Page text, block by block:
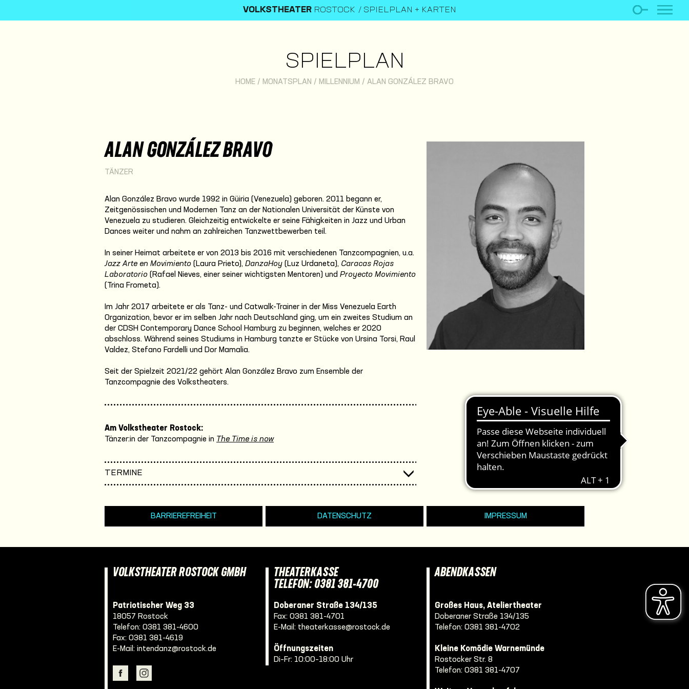
VOLKSTHEATER ROSTOCK SPIELPLAN + KARTEN
SPIELPLAN
HOME / MONATSPLAN / MILLENNIUM / ALAN GONZÁLEZ BRAVO
ALAN GONZÁLEZ BRAVO
TÄNZER
Alan González Bravo wurde 1992 in Güiria (Venezuela) geboren. 2011 begann er,
Zeitgenössischen und Modernen Tanz an der Nationalen Universität der Künste von
Venezuela zu studieren. Gleichzeitig entwickelte er seine Fähigkeiten in Jazz und Urban
Dances weiter und nahm an zahlreichen Tanzwettbewerben teil.
In seiner Heimat arbeitete er von 2013 bis 2016 mit verschiedenen Tanzcompagnien, u.a.
Jazz Arte en Movimiento (Laura Prieto), DanzaHoy (Luz Urdaneta), Caracas Rojas
Laboratorio (Rafael Nieves, einer seiner wichtigsten Mentoren) und Proyecto Movimiento
(Trina Frometa).
Im Jahr 2017 arbeitete er als Tanz- und Catwalk-Trainer in der Miss Venezuela Earth
Organization, bevor er im selben Jahr nach Deutschland ging, um ein zweites Studium an
der CDSH Contemporary Dance School Hamburg zu beginnen, welches er 2020
abschloss. Während seines Studiums in Hamburg tanzte er Stücke von Ursina Torsi, Raul
Valdez, Stefano Fardelli und Dor Mamalia.
Seit der Spielzeit 2021/22 gehört Alan González Bravo zum Ensemble der
Tanzcompagnie des Volkstheaters.
Am Volkstheater Rostock:
Tänzer:in der Tanzcompagnie in The Time is now
TERMINE
BARRIEREFREIHEIT DATENSCHUTZ IMPRESSUM
VOLKSTHEATER ROSTOCK GMBH
Patriotischer Weg 33
18057 Rostock
Telefon: 0381 381-4600
Fax: 0381 381-4619
E-Mail: intendanz@rostock.de
THEATERKASSE
TELEFON: 0381 381-4700
Doberaner Straße 134/135
Fax: 0381 381-4701
E-Mail: theaterkasse@rostock.de
Öffnungszeiten
Di–Fr: 10:00–18:00 Uhr
ABENDKASSEN
Großes Haus, Ateliertheater
Doberaner Straße 134/135
Telefon: 0381 381-4702
Kleine Komödie Warnemünde
Rostocker Str. 8
Telefon: 0381 381-4707